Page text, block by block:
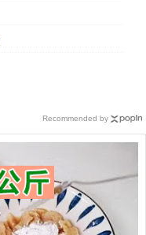
Recommended by